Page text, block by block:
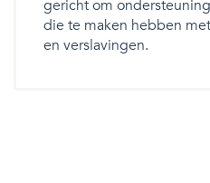
gericht om
die te maken hebben
en verslavingen.